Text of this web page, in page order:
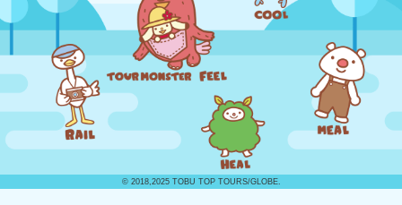
© 2018,2025 TOBU TOP TOURS/GLOBE.